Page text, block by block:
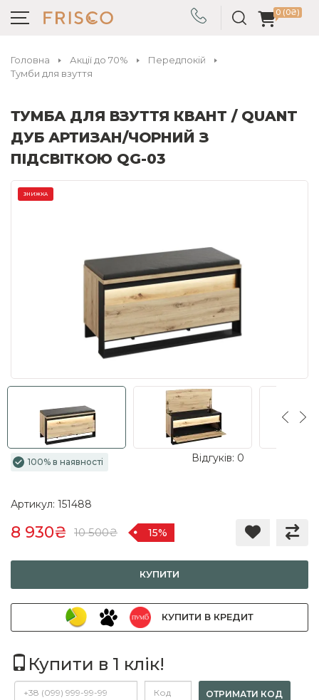
0 (0₴)
Головна Акції до 70%
Передпокій
Тумби для взуття
ТУМБА ДЛЯ ВЗУТТЯ КВАНТ / QUANT
ДУБ АРТИЗАН/ЧОРНИЙ З
ПІДСВІТКОЮ QG-03
ЗНИЖКА
100% в наявності Відгуків: 0
Артикул: 151488
8 930₴ 10 500₴ 15%
КУПИТИ
КУПИТИ В КРЕДИТ
Купити в 1 клік!
ОТРИМАТИ КОД